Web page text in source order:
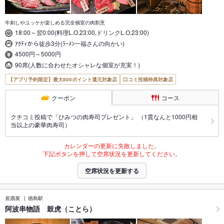
牛刺しやユッケが楽しめる完全個室の肉割烹
18:00～翌0:00(料理L.O.23:00,ドリンクL.O.23:00)
ｱｸﾃｨから徒歩3分(ﾗｰﾒﾝ一福さんの向かい)
4500円～5000円
90席(人数に合わせたオシャレな個室が充実！)
【アプリ予約限定】最大800ポイント還元対象店 口コミ投稿特典対象店
クーポン コース
クチコミ投稿で「ひみつの肉寿司プレゼント」 （1貫なんと1000円相
当以上の豪華肉寿司）
カレンダーの更新に失敗しました。
下記ボタンを押して空席状況を更新してください。
空席状況を更新する
居酒屋 徳島駅
阿波串物語 鼓虎（ことら）